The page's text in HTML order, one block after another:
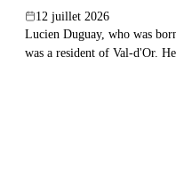
12 juillet 2026
Lucien Duguay, who was
was a resident of Val-d'Or. He